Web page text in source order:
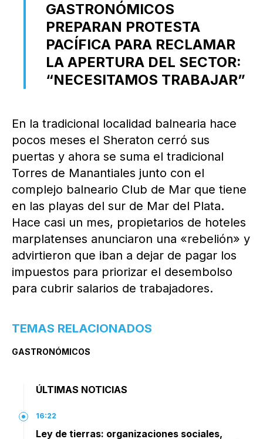
GASTRONÓMICOS
PREPARAN PROTESTA
PACÍFICA PARA RECLAMAR
LA APERTURA DEL SECTOR:
“NECESITAMOS TRABAJAR”
En la tradicional localidad balnearia hace
pocos meses el Sheraton cerró sus
puertas y ahora se suma el tradicional
Torres de Manantiales junto con el
complejo balneario Club de Mar que tiene
en las playas del sur de Mar del Plata.
Hace casi un mes, propietarios de hoteles
marplatenses anunciaron una «rebelión» y
advirtieron que iban a dejar de pagar los
impuestos para priorizar el desembolso
para cubrir salarios de trabajadores.
TEMAS RELACIONADOS
GASTRONÓMICOS
ÚLTIMAS NOTICIAS
16:22
Ley de tierras: organizaciones sociales,